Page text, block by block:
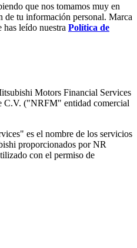
que nos tomamos muy en
de tu información personal. Marca
has leído nuestra Política de
Motors Financial Services
C.V. ("NRFM" entidad comercial
es el nombre de los servicios
proporcionados por NR
con el permiso de